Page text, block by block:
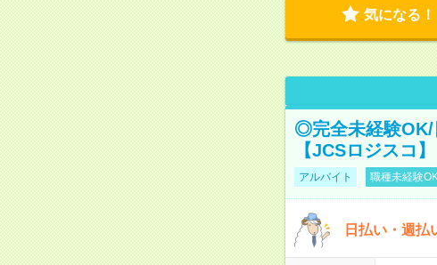
気になる！
◎完全未経験OK/
【JCSロジスコ】
アルバイト 職種未経験OK
日払い・週払